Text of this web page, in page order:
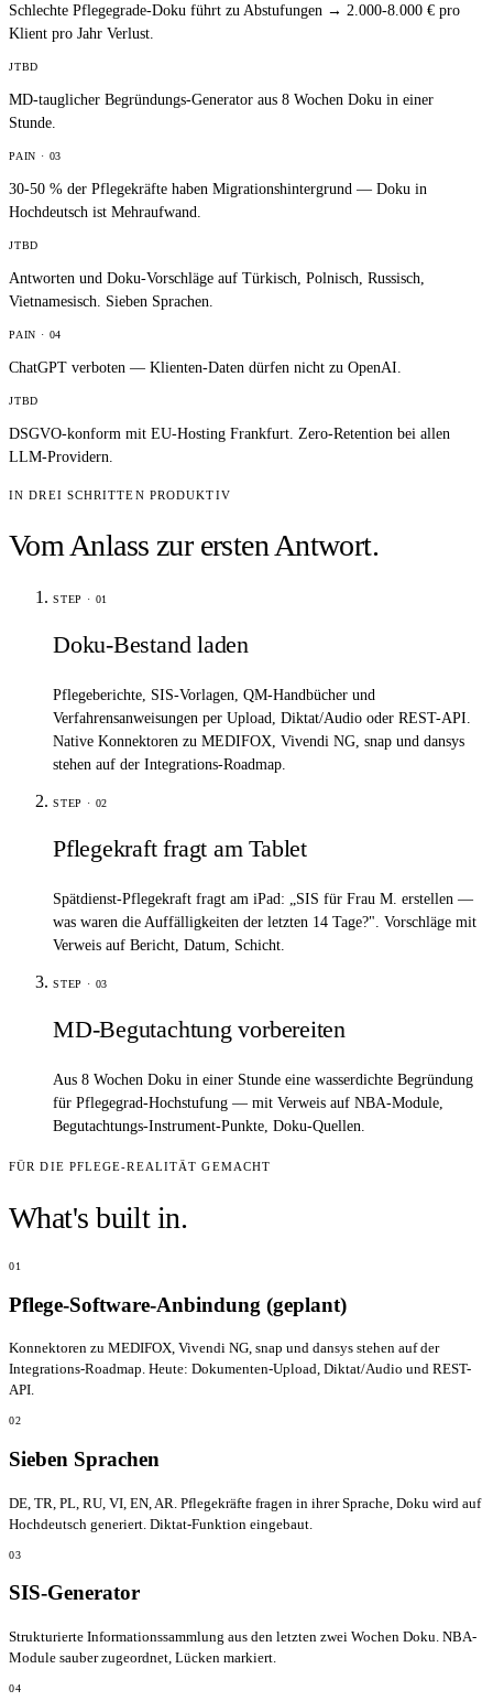
Schlechte Pflegegrade-Doku führt zu Abstufungen → 2.000-8.000 € pro
Klient pro Jahr Verlust.
JTBD
MD-tauglicher Begründungs-Generator aus 8 Wochen Doku in einer
Stunde.
PAIN · 03
30-50 % der Pflegekräfte haben Migrationshintergrund — Doku in
Hochdeutsch ist Mehraufwand.
JTBD
Antworten und Doku-Vorschläge auf Türkisch, Polnisch, Russisch,
Vietnamesisch. Sieben Sprachen.
PAIN · 04
ChatGPT verboten — Klienten-Daten dürfen nicht zu OpenAI.
JTBD
DSGVO-konform mit EU-Hosting Frankfurt. Zero-Retention bei allen
LLM-Providern.
IN DREI SCHRITTEN PRODUKTIV
Vom Anlass zur ersten Antwort.
STEP · 01
Doku-Bestand laden
Pflegeberichte, SIS-Vorlagen, QM-Handbücher und
Verfahrensanweisungen per Upload, Diktat/Audio oder REST-API.
Native Konnektoren zu MEDIFOX, Vivendi NG, snap und dansys
stehen auf der Integrations-Roadmap.
STEP · 02
Pflegekraft fragt am Tablet
Spätdienst-Pflegekraft fragt am iPad: „SIS für Frau M. erstellen —
was waren die Auffälligkeiten der letzten 14 Tage?". Vorschläge mit
Verweis auf Bericht, Datum, Schicht.
STEP · 03
MD-Begutachtung vorbereiten
Aus 8 Wochen Doku in einer Stunde eine wasserdichte Begründung
für Pflegegrad-Hochstufung — mit Verweis auf NBA-Module,
Begutachtungs-Instrument-Punkte, Doku-Quellen.
FÜR DIE PFLEGE-REALITÄT GEMACHT
What's built in.
01
Pflege-Software-Anbindung (geplant)
Konnektoren zu MEDIFOX, Vivendi NG, snap und dansys stehen auf der
Integrations-Roadmap. Heute: Dokumenten-Upload, Diktat/Audio und REST-
API.
02
Sieben Sprachen
DE, TR, PL, RU, VI, EN, AR. Pflegekräfte fragen in ihrer Sprache, Doku wird auf
Hochdeutsch generiert. Diktat-Funktion eingebaut.
03
SIS-Generator
Strukturierte Informationssammlung aus den letzten zwei Wochen Doku. NBA-
Module sauber zugeordnet, Lücken markiert.
04